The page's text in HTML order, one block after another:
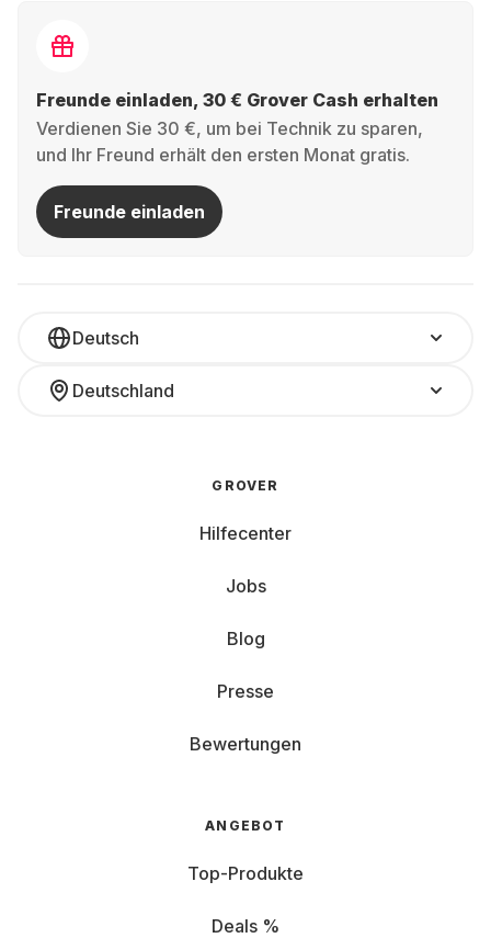
Freunde einladen, 30 € Grover Cash erhalten
Verdienen Sie 30 €, um bei Technik zu sparen,
und Ihr Freund erhält den ersten Monat gratis.
Freunde einladen
Deutsch
Deutschland
GROVER
Hilfecenter
Jobs
Blog
Presse
Bewertungen
ANGEBOT
Top-Produkte
Deals %